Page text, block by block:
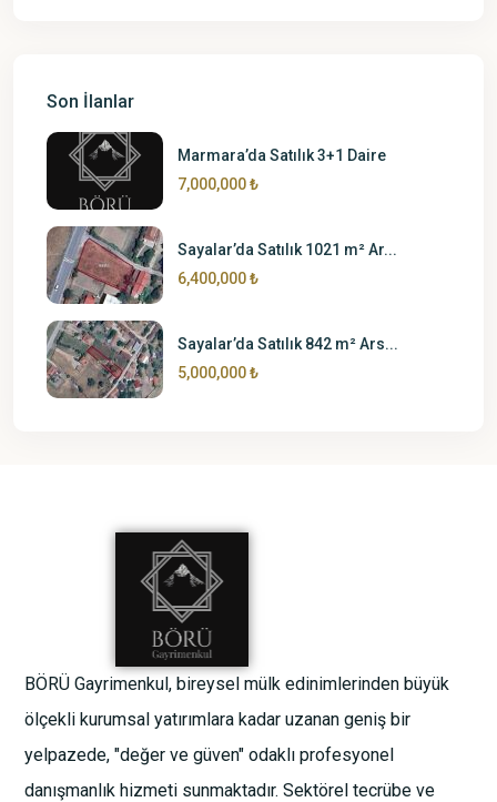
Son İlanlar
Marmara’da Satılık 3+1 Daire
7,000,000 ₺
Sayalar’da Satılık 1021 m² Ar...
6,400,000 ₺
Sayalar’da Satılık 842 m² Ars...
5,000,000 ₺
BÖRÜ Gayrimenkul, bireysel mülk edinimlerinden büyük
ölçekli kurumsal yatırımlara kadar uzanan geniş bir
yelpazede, "değer ve güven" odaklı profesyonel
danışmanlık hizmeti sunmaktadır. Sektörel tecrübe ve